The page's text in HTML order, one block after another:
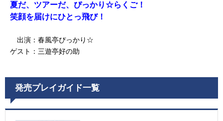
夏だ、ツアーだ、ぴっかり☆らくご！
笑顔を届けにひとっ飛び！
出演：春風亭ぴっかり☆
ゲスト：三遊亭好の助
発売プレイガイド一覧